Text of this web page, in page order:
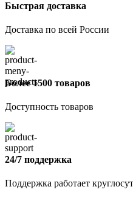
Быстрая доставка
Доставка по всей России
Более 1500 товаров
Доступность товаров
24/7 поддержка
Поддержка работает